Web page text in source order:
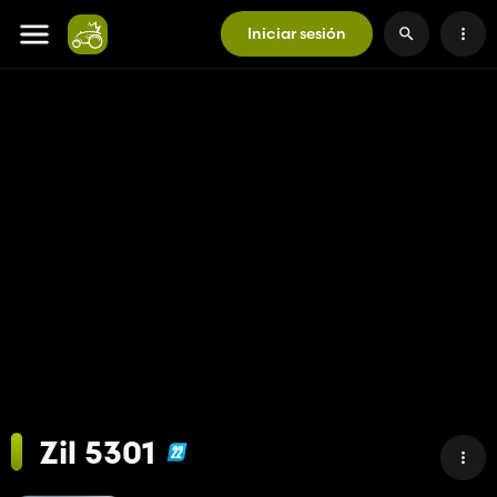
Iniciar sesión
Zil 5301